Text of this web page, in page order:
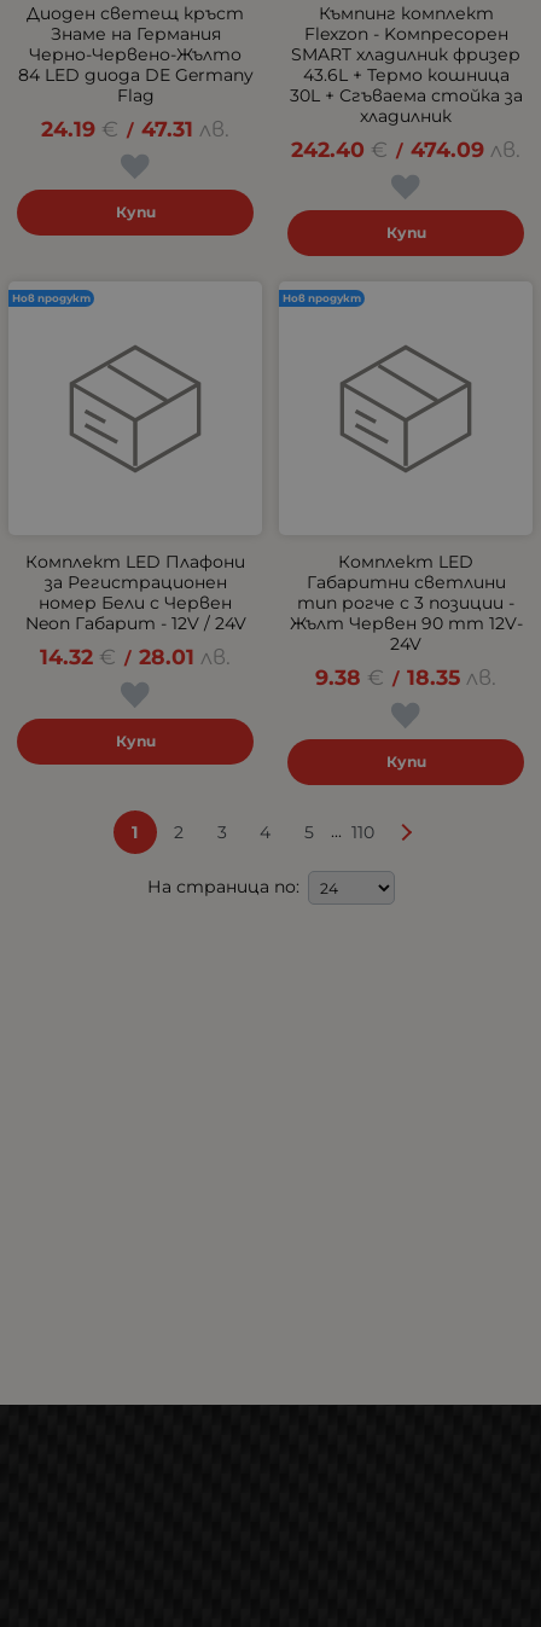
Диоден светещ кръст
Знаме на Германия
Черно-Червено-Жълто
84 LED диода DE Germany
Flag
24.19 € / 47.31 лв.
Купи
Къмпинг комплект
Flexzon - Kомпресорен
SMART хладилник фризер
43.6L + Термо кошница
30L + Сгъваема стойка за
хладилник
242.40 € / 474.09 лв.
Купи
Комплект LED Плафони
за Регистрационен
номер Бели с Червен
Neon Габарит - 12V / 24V
14.32 € / 28.01 лв.
Купи
Нов продукт
Комплект LED
Габаритни светлини
тип рогче с 3 позиции -
Жълт Червен 90 mm 12V-
24V
9.38 € / 18.35 лв.
Купи
Нов продукт
1 2 3 4 5 ... 110
На страница по: